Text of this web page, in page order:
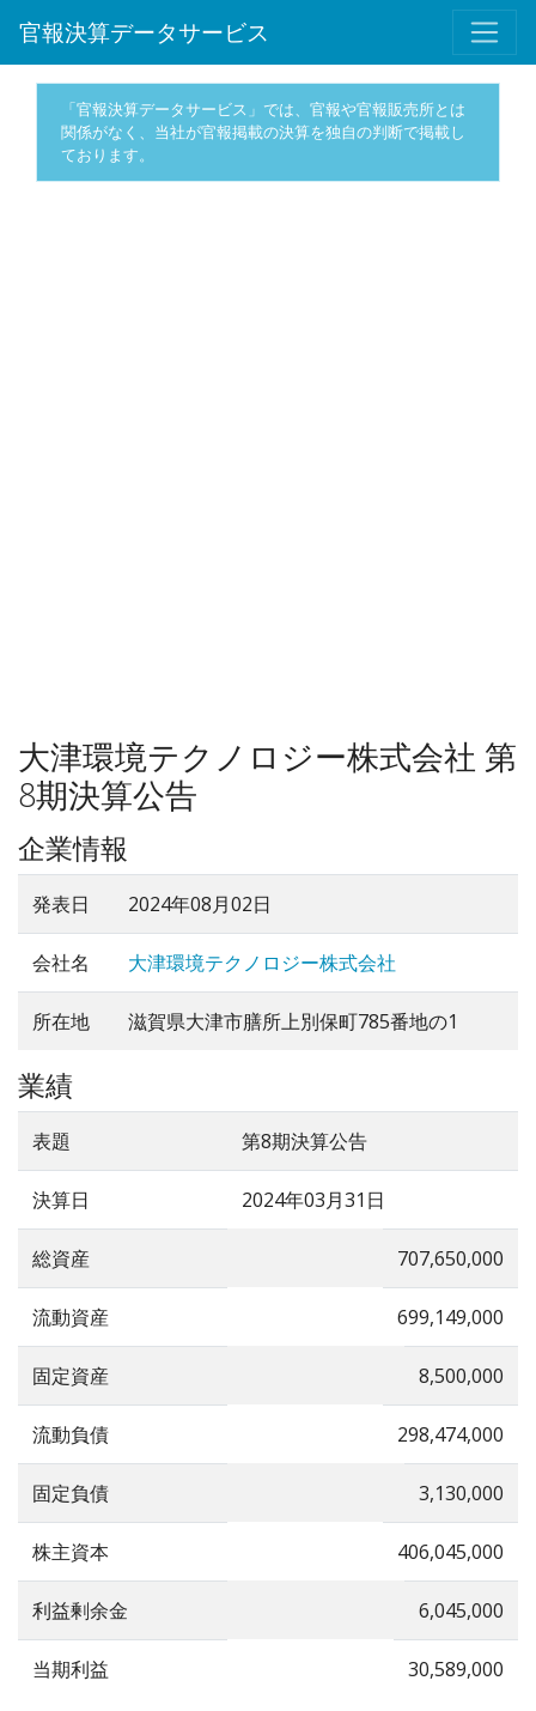
官報決算データサービス
「官報決算データサービス」では、官報や官報販売所とは
関係がなく、当社が官報掲載の決算を独自の判断で掲載し
ております。
大津環境テクノロジー株式会社 第
8期決算公告
企業情報
発表日 2024年08月02日
会社名 大津環境テクノロジー株式会社
所在地 滋賀県大津市膳所上別保町785番地の1
業績
表題 第8期決算公告
決算日 2024年03月31日
総資産 707,650,000
流動資産 699,149,000
固定資産 8,500,000
流動負債 298,474,000
固定負債 3,130,000
株主資本 406,045,000
利益剰余金 6,045,000
当期利益 30,589,000